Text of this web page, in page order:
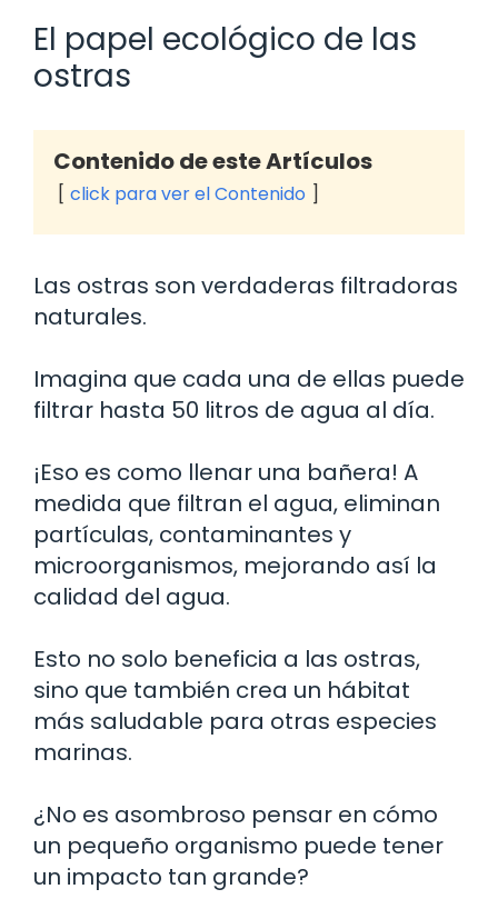
El papel ecológico de las
ostras
Contenido de este Artículos
click para ver el Contenido
Las ostras son verdaderas filtradoras
naturales.
Imagina que cada una de ellas puede
filtrar hasta 50 litros de agua al día.
¡Eso es como llenar una bañera! A
medida que filtran el agua, eliminan
partículas, contaminantes y
microorganismos, mejorando así la
calidad del agua.
Esto no solo beneficia a las ostras,
sino que también crea un hábitat
más saludable para otras especies
marinas.
¿No es asombroso pensar en cómo
un pequeño organismo puede tener
un impacto tan grande?